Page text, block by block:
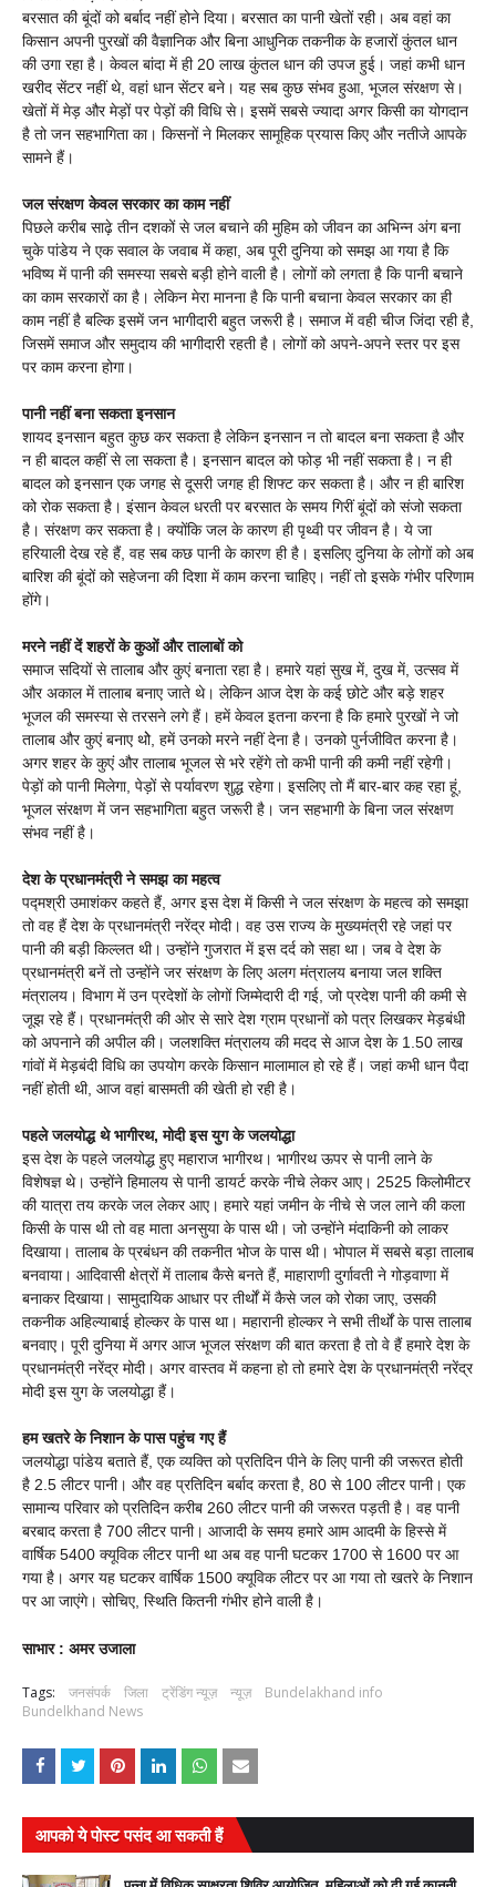
बरसात की बूंदों को बर्बाद नहीं होने दिया। बरसात का पानी खेतों रही। अब वहां का
किसान अपनी पुरखों की वैज्ञानिक और बिना आधुनिक तकनीक के हजारों कुंतल धान
की उगा रहा है। केवल बांदा में ही 20 लाख कुंतल धान की उपज हुई। जहां कभी धान
खरीद सेंटर नहीं थे, वहां धान सेंटर बने। यह सब कुछ संभव हुआ, भूजल संरक्षण से।
खेतों में मेड़ और मेड़ों पर पेड़ों की विधि से। इसमें सबसे ज्यादा अगर किसी का योगदान
है तो जन सहभागिता का। किसनों ने मिलकर सामूहिक प्रयास किए और नतीजे आपके
सामने हैं।
जल संरक्षण केवल सरकार का काम नहीं
पिछले करीब साढ़े तीन दशकों से जल बचाने की मुहिम को जीवन का अभिन्न अंग बना
चुके पांडेय ने एक सवाल के जवाब में कहा, अब पूरी दुनिया को समझ आ गया है कि
भविष्य में पानी की समस्या सबसे बड़ी होने वाली है। लोगों को लगता है कि पानी बचाने
का काम सरकारों का है। लेकिन मेरा मानना है कि पानी बचाना केवल सरकार का ही
काम नहीं है बल्कि इसमें जन भागीदारी बहुत जरूरी है। समाज में वही चीज जिंदा रही है,
जिसमें समाज और समुदाय की भागीदारी रहती है। लोगों को अपने-अपने स्तर पर इस
पर काम करना होगा।
पानी नहीं बना सकता इनसान
शायद इनसान बहुत कुछ कर सकता है लेकिन इनसान न तो बादल बना सकता है और
न ही बादल कहीं से ला सकता है। इनसान बादल को फोड़ भी नहीं सकता है। न ही
बादल को इनसान एक जगह से दूसरी जगह ही शिफ्ट कर सकता है। और न ही बारिश
को रोक सकता है। इंसान केवल धरती पर बरसात के समय गिरीं बूंदों को संजो सकता
है। संरक्षण कर सकता है। क्योंकि जल के कारण ही पृथ्वी पर जीवन है। ये जा
हरियाली देख रहे हैं, वह सब कछ पानी के कारण ही है। इसलिए दुनिया के लोगों को अब
बारिश की बूंदों को सहेजना की दिशा में काम करना चाहिए। नहीं तो इसके गंभीर परिणाम
होंगे।
मरने नहीं दें शहरों के कुओं और तालाबों को
समाज सदियों से तालाब और कुएं बनाता रहा है। हमारे यहां सुख में, दुख में, उत्सव में
और अकाल में तालाब बनाए जाते थे। लेकिन आज देश के कई छोटे और बड़े शहर
भूजल की समस्या से तरसने लगे हैं। हमें केवल इतना करना है कि हमारे पुरखों ने जो
तालाब और कुएं बनाए थोे, हमें उनको मरने नहीं देना है। उनको पुर्नजीवित करना है।
अगर शहर के कुएं और तालाब भूजल से भरे रहेंगे तो कभी पानी की कमी नहीं रहेगी।
पेड़ों को पानी मिलेगा, पेड़ों से पर्यावरण शुद्ध रहेगा। इसलिए तो मैं बार-बार कह रहा हूं,
भूजल संरक्षण में जन सहभागिता बहुत जरूरी है। जन सहभागी के बिना जल संरक्षण
संभव नहीं है।
देश के प्रधानमंत्री ने समझ का महत्व
पद्मश्री उमाशंकर कहते हैं, अगर इस देश में किसी ने जल संरक्षण के महत्व को समझा
तो वह हैं देश के प्रधानमंत्री नरेंद्र मोदी। वह उस राज्य के मुख्यमंत्री रहे जहां पर
पानी की बड़ी किल्लत थी। उन्होंने गुजरात में इस दर्द को सहा था। जब वे देश के
प्रधानमंत्री बनें तो उन्होंने जर संरक्षण के लिए अलग मंत्रालय बनाया जल शक्ति
मंत्रालय। विभाग में उन प्रदेशों के लोगों जिम्मेदारी दी गई, जो प्रदेश पानी की कमी से
जूझ रहे हैं। प्रधानमंत्री की ओर से सारे देश ग्राम प्रधानों को पत्र लिखकर मेड़बंधी
को अपनाने की अपील की। जलशक्ति मंत्रालय की मदद से आज देश के 1.50 लाख
गांवों में मेड़बंदी विधि का उपयोग करके किसान मालामाल हो रहे हैं। जहां कभी धान पैदा
नहीं होती थी, आज वहां बासमती की खेती हो रही है।
पहले जलयोद्ध थे भागीरथ, मोदी इस युग के जलयोद्धा
इस देश के पहले जलयोद्ध हुए महाराज भागीरथ। भागीरथ ऊपर से पानी लाने के
विशेषज्ञ थे। उन्होंने हिमालय से पानी डायर्ट करके नीचे लेकर आए। 2525 किलोमीटर
की यात्रा तय करके जल लेकर आए। हमारे यहां जमीन के नीचे से जल लाने की कला
किसी के पास थी तो वह माता अनसुया के पास थी। जो उन्होंने मंदाकिनी को लाकर
दिखाया। तालाब के प्रबंधन की तकनीत भोज के पास थी। भोपाल में सबसे बड़ा तालाब
बनवाया। आदिवासी क्षेत्रों में तालाब कैसे बनते हैं, माहाराणी दुर्गावती ने गोड़वाणा में
बनाकर दिखाया। सामुदायिक आधार पर तीर्थों में कैसे जल को रोका जाए, उसकी
तकनीक अहिल्याबाई होल्कर के पास था। महारानी होल्कर ने सभी तीर्थों के पास तालाब
बनवाए। पूरी दुनिया में अगर आज भूजल संरक्षण की बात करता है तो वे हैं हमारे देश के
प्रधानमंत्री नरेंद्र मोदी। अगर वास्तव में कहना हो तो हमारे देश के प्रधानमंत्री नरेंद्र
मोदी इस युग के जलयोद्धा हैं।
हम खतरे के निशान के पास पहुंच गए हैं
जलयोद्धा पांडेय बताते हैं, एक व्यक्ति को प्रतिदिन पीने के लिए पानी की जरूरत होती
है 2.5 लीटर पानी। और वह प्रतिदिन बर्बाद करता है, 80 से 100 लीटर पानी। एक
सामान्य परिवार को प्रतिदिन करीब 260 लीटर पानी की जरूरत पड़ती है। वह पानी
बरबाद करता है 700 लीटर पानी। आजादी के समय हमारे आम आदमी के हिस्से में
वार्षिक 5400 क्यूविक लीटर पानी था अब वह पानी घटकर 1700 से 1600 पर आ
गया है। अगर यह घटकर वार्षिक 1500 क्यूविक लीटर पर आ गया तो खतरे के निशान
पर आ जाएंगे। सोचिए, स्थिति कितनी गंभीर होने वाली है।
साभार : अमर उजाला
Tags: जनसंपर्क जिला ट्रेंडिंग न्यूज़ न्यूज़
Bundelakhand info
Bundelkhand News
आपको ये पोस्ट पसंद आ सकती हैं